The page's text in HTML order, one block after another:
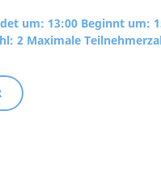
um: 13:00 Beginnt um:
2 Maximale